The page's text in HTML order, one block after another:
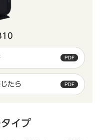
たら
イプ